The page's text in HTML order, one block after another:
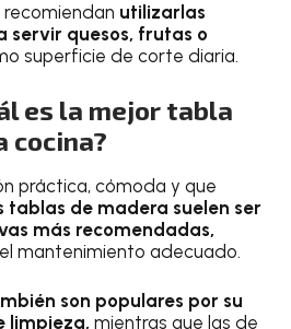
recomiendan utilizarlas
servir quesos, frutas o
superficie de corte diaria.
es la mejor tabla
cocina?
práctica, cómoda y que
tablas de madera suelen ser
más recomendadas,
mantenimiento adecuado.
son populares por su
limpieza,mientras que las de